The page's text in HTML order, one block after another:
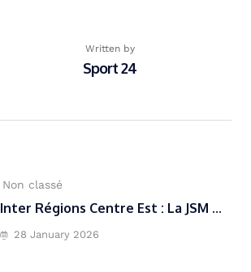
Written by
Sport 24
Non classé
Inter Régions Centre Est : La JSM ...
28 January 2026